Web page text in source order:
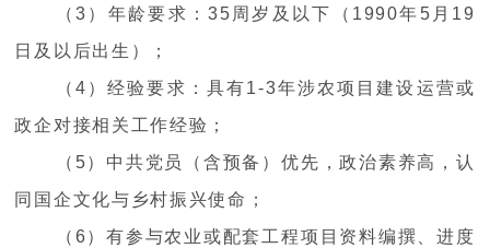
（3）年龄要求：35周岁及以下（1990年5月19
日及以后出生）；
（4）经验要求：具有1-3年涉农项目建设运营或
政企对接相关工作经验；
（5）中共党员（含预备）优先，政治素养高，认
同国企文化与乡村振兴使命；
（6）有参与农业或配套工程项目资料编撰、进度